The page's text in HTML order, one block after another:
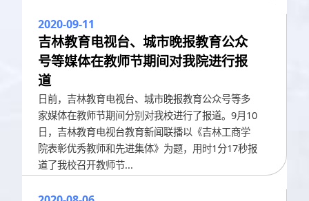
2020-09-11
吉林教育电视台、城市晚报教育公众
号等媒体在教师节期间对我院进行报
道
日前，吉林教育电视台、城市晚报教育公众号等多
家媒体在教师节期间分别对我校进行了报道。9月10
日，吉林教育电视台教育新闻联播以《吉林工商学
院表彰优秀教师和先进集体》为题，用时1分17秒报
道了我校召开教师节...